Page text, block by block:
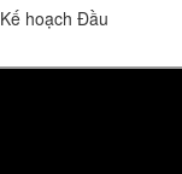
hoạch Đầu